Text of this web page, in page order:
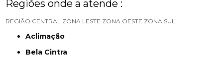
Regiões onde a atende :
REGIÃO CENTRAL ZONA LESTE ZONA OESTE ZONA SUL
Aclimação
Bela Cintra